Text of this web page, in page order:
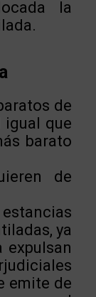
la
de
igual que
barato
de
ya
expulsan
emite de